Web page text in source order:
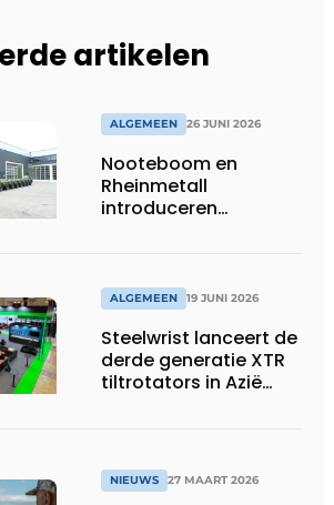
artikelen
ALGEMEEN 26 JUNI 2026
Nooteboom en
Rheinmetall
introduceren
ALGEMEEN 19 JUNI 2026
Steelwrist lanceert de
derde generatie XTR
tiltrotators in Azië
NIEUWS 27 MAART 2026